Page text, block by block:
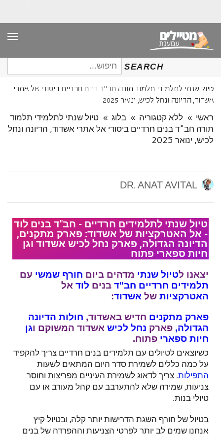
SEARCH
חיפוש
עבור:
טיול שנתי לתלמידי תלמוד תורה חב"ד בנים חרדיים ביסודי אל אתרי
אשדוד, הדיונה ונחל לכיש, ינואר 2025
ראשי » ללא קטגוריה » בלוג » טיול שנתי לתלמידי תלמוד
תורה חב"ד בנים חרדיים ביסודי אל אתרי אשדוד, הדיונה ונחל
לכיש, ינואר 2025
טיול שנתי לתלמידים חרדיים - חב"ד בנים לוד
- אל האטרקציות של אשדוד: פארק מתקנים,
הדיונה הגדולה, פארק נחל לכיש אשדוד וגן
חיות ספארי פתוח
יצאנו לטיול שנתי מדהים ביום חורף שמשי עם
תלמידים חרדיים חב"ד בנים לוד אל
האטרקציות של אשדוד:
פארק מתקנים חדיש באשדוד, חולות הדיונה
הגדולה, פארק נחל לכיש אשדוד המשוקם וגן
חיות ספארי פתוח.
כשיוצאים לטיולים עם תלמידים בנים חרדיים צריך להקפיד
על כמה כללים לשמירת סדר היום המתאים לשעות
התפילות. צריך לדאוג לשמירת העיניים מפריצות וחוסר
צניעות, שמירה שלא להתערבב עם קהל מעורב או עם
טיולי בנות.
בטיול של חורף השגת הדרישות יותר קלה, ובטיול קיץ
אנחנו שמים לב יותר לפרטי הצניעות וההפרדה של בנים